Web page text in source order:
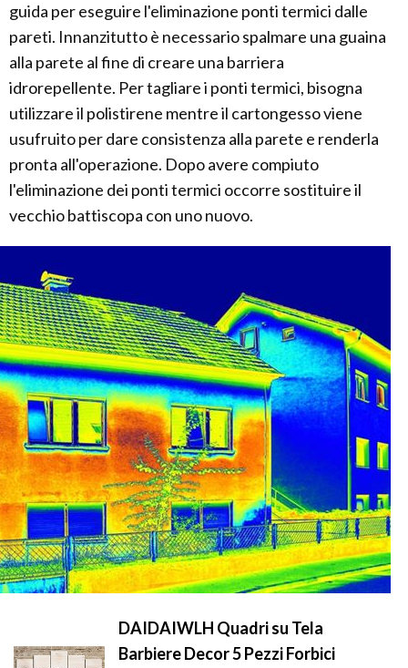
guida per eseguire l'eliminazione ponti termici dalle
pareti. Innanzitutto è necessario spalmare una guaina
alla parete al fine di creare una barriera
idrorepellente. Per tagliare i ponti termici, bisogna
utilizzare il polistirene mentre il cartongesso viene
usufruito per dare consistenza alla parete e renderla
pronta all'operazione. Dopo avere compiuto
l'eliminazione dei ponti termici occorre sostituire il
vecchio battiscopa con uno nuovo.
DAIDAIWLH Quadri su Tela
Barbiere Decor 5 Pezzi Forbici